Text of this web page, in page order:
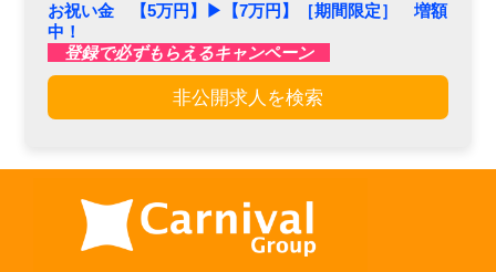
お祝い金 【5万円】▶︎【7万円】［期間限定］ 増額
中！
登録で必ずもらえるキャンペーン
非公開求人を検索